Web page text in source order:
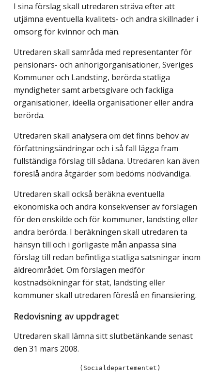
I sina förslag skall utredaren sträva efter att
utjämna eventuella kvalitets- och andra skillnader i
omsorg för kvinnor och män.
Utredaren skall samråda med representanter för
pensionärs- och anhörigorganisationer, Sveriges
Kommuner och Landsting, berörda statliga
myndigheter samt arbetsgivare och fackliga
organisationer, ideella organisationer eller andra
berörda.
Utredaren skall analysera om det finns behov av
författningsändringar och i så fall lägga fram
fullständiga förslag till sådana. Utredaren kan även
föreslå andra åtgärder som bedöms nödvändiga.
Utredaren skall också beräkna eventuella
ekonomiska och andra konsekvenser av förslagen
för den enskilde och för kommuner, landsting eller
andra berörda. I beräkningen skall utredaren ta
hänsyn till och i görligaste mån anpassa sina
förslag till redan befintliga statliga satsningar inom
äldreområdet. Om förslagen medför
kostnadsökningar för stat, landsting eller
kommuner skall utredaren föreslå en finansiering.
Redovisning av uppdraget
Utredaren skall lämna sitt slutbetänkande senast
den 31 mars 2008.